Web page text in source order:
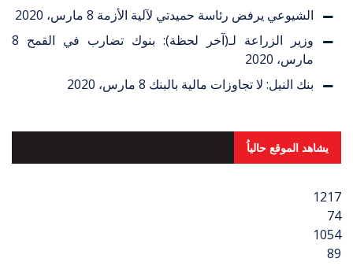
الشيوعي يرفض رئاسة حميدتي لآلية الأزمة 8 مارس، 2020
وزير الزراعة لـ(آخر لحظة): بنوك تضارب في القمح 8
مارس، 2020
بنك النيل: لا تجاوزات مالية بالبنك 8 مارس، 2020
يشاهد الموقع حالياُ
1217
74
1054
89